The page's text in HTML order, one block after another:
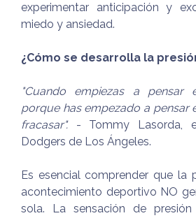
experimentar anticipación y
miedo y ansiedad.
¿Cómo se desarrolla la
"Cuando empiezas a pensar
porque has empezado a pensar
fracasar".- Tommy Lasorda,
Dodgers de Los Ángeles.
Es esencial comprender que la
acontecimiento deportivo NO
sola. La sensación de